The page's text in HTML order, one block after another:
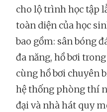
cho lộ trình học tập
toàn diện của học
bao gồm: sân bóng
đa năng, hồ bơi
cùng hồ bơi chuyên
hệ thống phòng thí
đại và nhà hát quy